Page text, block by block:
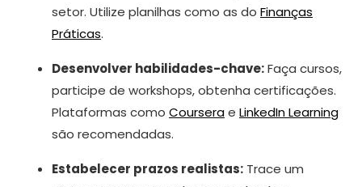
setor. Utilize planilhas como as do Finanças
Práticas.
Desenvolver habilidades-chave:Faça cursos,
participe de workshops, obtenha certificações.
Plataformas como Courserae LinkedIn Learning
são recomendadas.
Estabelecer prazos realistas: Trace um